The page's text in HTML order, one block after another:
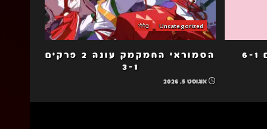
Uncategorized כללי
הסמוראי החמקמק עונה 2 פרקים
3-1
אוגוסט 5, 2026